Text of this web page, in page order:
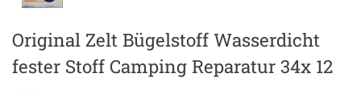
Original Zelt Bügelstoff Wasserdicht
fester Stoff Camping Reparatur 34x 12